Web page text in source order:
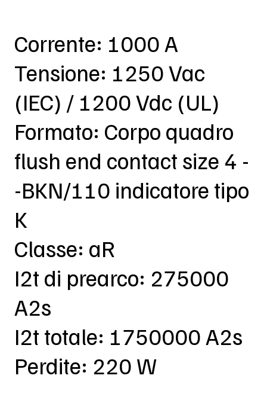
Corrente: 1000 A
Tensione: 1250 Vac
(IEC) / 1200 Vdc (UL)
Formato: Corpo quadro
flush end contact size 4 -
-BKN/110 indicatore tipo
K
Classe: aR
I2t di prearco: 275000
A2s
I2t totale: 1750000 A2s
Perdite: 220 W